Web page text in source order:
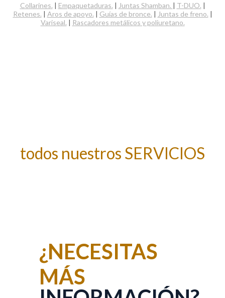
Collarines. | Empaquetaduras. | Juntas Shamban. | T-DUO. |
Retenes. | Aros de apoyo. | Guías de bronce. | Juntas de freno. |
Variseal. | Rascadores metálicos y poliuretano.
todos nuestros SERVICIOS
¿NECESITAS
MÁS